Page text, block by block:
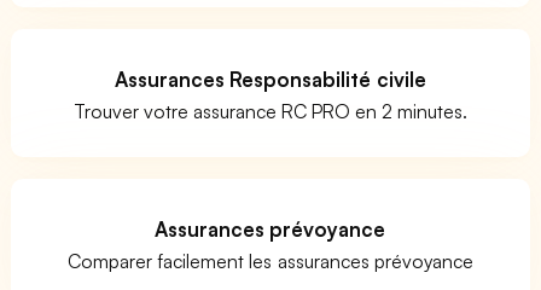
Assurances Responsabilité civile
Trouver votre assurance RC PRO en 2 minutes.
Assurances prévoyance
Comparer facilement les assurances prévoyance